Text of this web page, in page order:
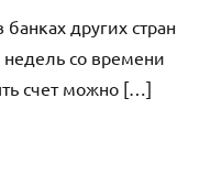
других стран
недель со времени
счет можно […]